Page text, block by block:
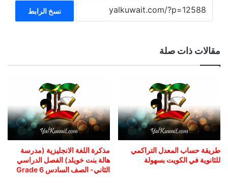
نسخ الرابط
مقالات ذات صلة
طريقة حساب المعدل التراكمي
للثانوية في الكويت بسهولة
مذكرة اللغة الانجليزية (مدرسة
هالة بنت خويلد) الفصل الدراسي
الثاني- الصف السادس Grade 6